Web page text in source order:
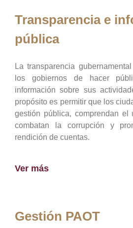
Transparencia e
pública
La transparencia
los gobiernos de hacer
información sobre sus
propósito es permitir que los
gestión pública, comprendan el
combatan la corrupción y
rendición de cuentas.
Ver más
Gestión PAOT